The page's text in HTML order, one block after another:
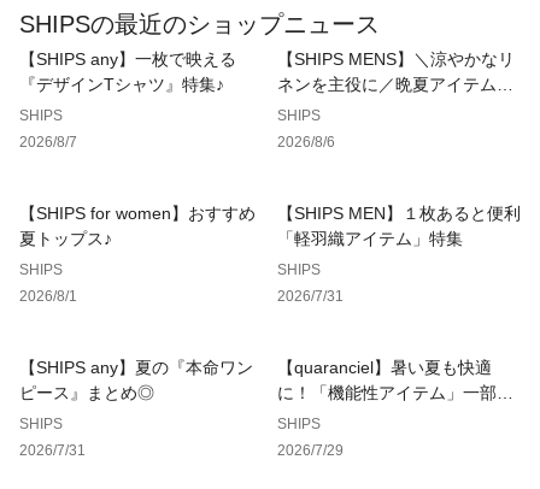
見える場合があります。商品の色味は、スタジオでの詳細画像
をご参照ください。
※末永く愛用頂く為に、アテンションタグ・洗濯ネームを必ず
ご確認の上、着用又はお取り扱い下さい。
※画像の商品はサンプルです。
SHIPSの最近のショップニュース
【SHIPS any】一枚で映える
『デザインTシャツ』特集♪
SHIPS
2026/8/7
【SHIPS MENS】＼涼やかなリ
ネンを主役に／晩夏アイテム特
集
SHIPS
2026/8/6
【SHIPS for women】おすすめ
夏トップス♪
SHIPS
2026/8/1
【SHIPS MEN】１枚あると便利
「軽羽織アイテム」特集
SHIPS
2026/7/31
【SHIPS any】夏の『本命ワン
ピース』まとめ◎
SHIPS
2026/7/31
【quaranciel】暑い夏も快適
に！「機能性アイテム」一部SA
LEも◎
SHIPS
2026/7/29